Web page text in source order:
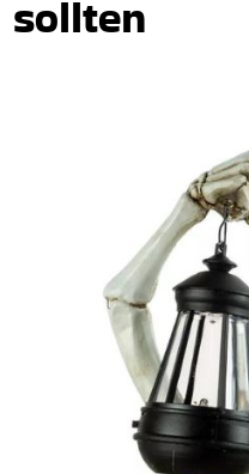
sollten